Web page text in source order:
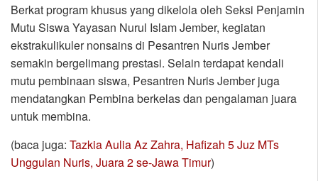
Berkat program khusus yang dikelola oleh Seksi Penjamin
Mutu Siswa Yayasan Nurul Islam Jember, kegiatan
ekstrakulikuler nonsains di Pesantren Nuris Jember
semakin bergelimang prestasi. Selain terdapat kendali
mutu pembinaan siswa, Pesantren Nuris Jember juga
mendatangkan Pembina berkelas dan pengalaman juara
untuk membina.
(baca juga: Tazkia Aulia Az Zahra, Hafizah 5 Juz MTs
Unggulan Nuris, Juara 2 se-Jawa Timur)